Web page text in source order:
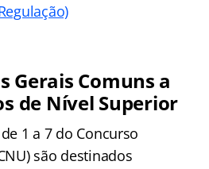
Gerais Comuns a
de Nível Superior
1 a 7 do Concurso
são destinados